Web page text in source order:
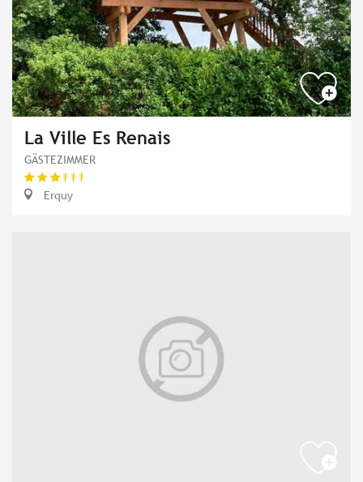
La Ville Es Renais
GÄSTEZIMMER
Erquy